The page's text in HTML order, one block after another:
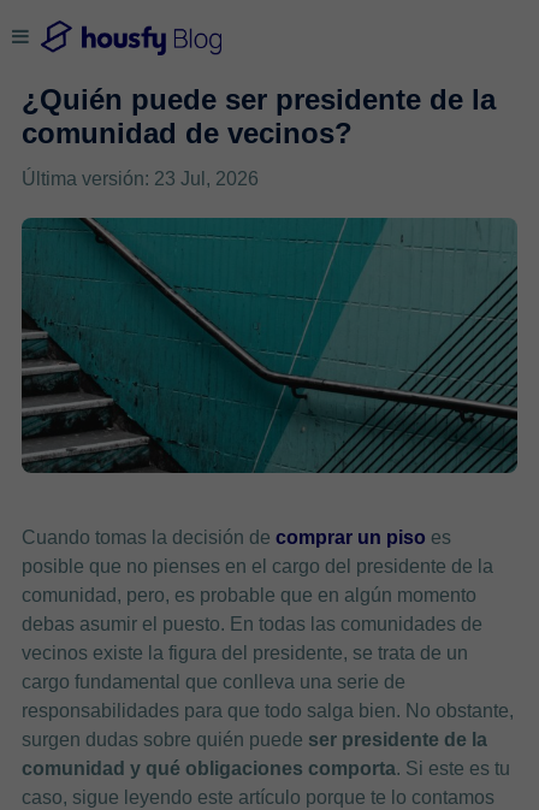
¿Quién puede ser presidente de la
comunidad de vecinos?
Última versión: 23 Jul, 2026
Cuando tomas la decisión de comprar un piso es
posible que no pienses en el cargo del presidente de la
comunidad, pero, es probable que en algún momento
debas asumir el puesto. En todas las comunidades de
vecinos existe la figura del presidente, se trata de un
cargo fundamental que conlleva una serie de
responsabilidades para que todo salga bien. No obstante,
surgen dudas sobre quién puede ser presidente de la
comunidad y qué obligaciones comporta. Si este es tu
caso, sigue leyendo este artículo porque te lo contamos